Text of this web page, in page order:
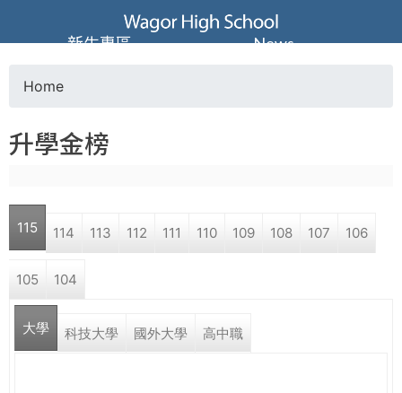
Jump to navigation
葳
格
高
中
學
o
u
a
r
e
Home
升學金榜
115 114 113 112 111 110 109 108 107 106
105 104
大學 科技大學 國外大學 高中職
新生專區 News